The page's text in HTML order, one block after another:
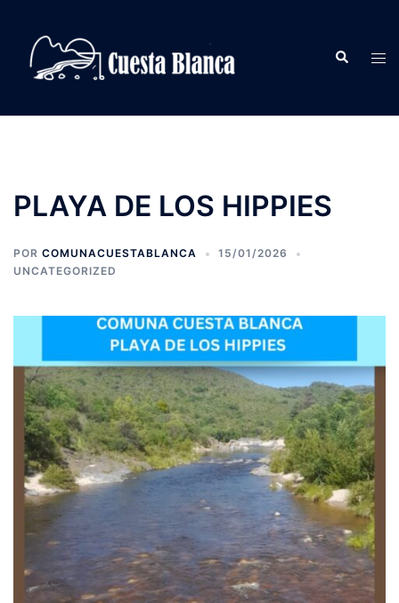
contenido
Buscar
PLAYA DE LOS HIPPIES
POR COMUNACUESTABLANCA
15/01/2026
UNCATEGORIZED